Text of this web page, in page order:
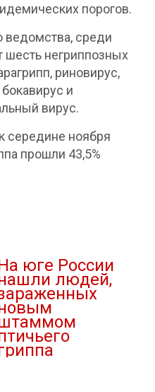
порогов.
ведомства, среди
шесть негриппозных
риновирус,
и
вирус.
середине ноября
прошли 43,5%
юге России
людей,